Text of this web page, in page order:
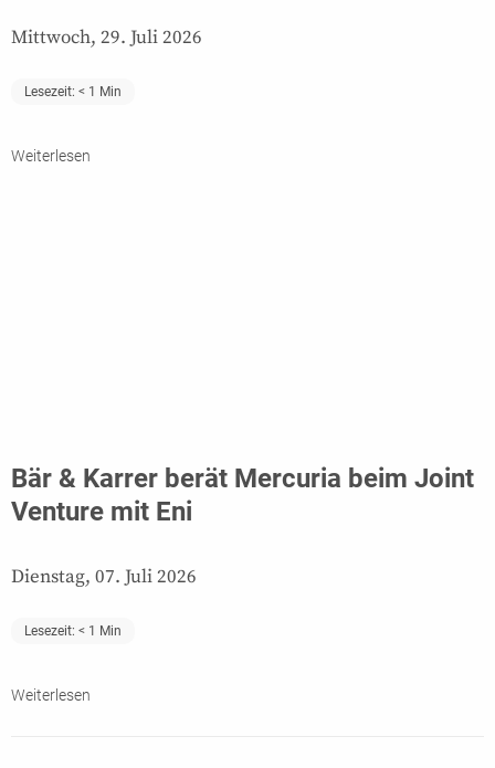
Mittwoch, 29. Juli 2026
Lesezeit: < 1 Min
Weiterlesen
Bär & Karrer berät Mercuria beim Joint
Venture mit Eni
Dienstag, 07. Juli 2026
Lesezeit: < 1 Min
Weiterlesen